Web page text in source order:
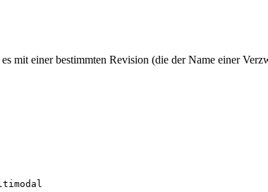
mit einer bestimmten Revision (die der Name einer